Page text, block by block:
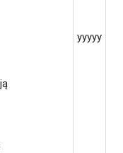
yyyyy